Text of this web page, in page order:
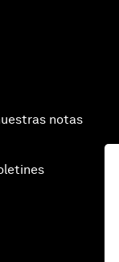
notas